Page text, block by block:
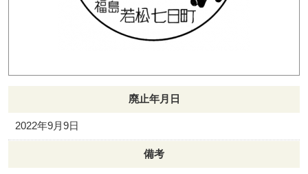
廃止年月日
2022年9月9日
備考